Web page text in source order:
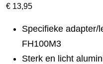
€ 13,95
Specifieke adapter/
FH100M3
Sterk en licht